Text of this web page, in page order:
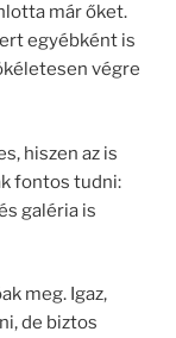
már őket.
egyébként is
végre
hiszen az is
fontos tudni:
galéria is
meg. Igaz,
de biztos